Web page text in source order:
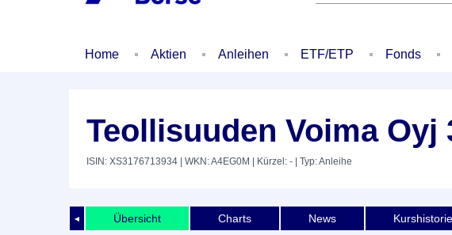
Home Aktien Anleihen ETF/ETP Fonds
Teollisuuden Voima Oyj
ISIN: XS3176713934 | WKN: A4EG0M | Kürzel: - | Typ: Anleihe
◄ Übersicht Charts News Kurshistorie